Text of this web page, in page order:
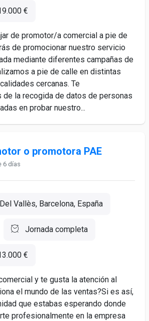
€
de promotor/a comercial a pie de
de promocionar nuestro servicio
mediante diferentes campañas de
a pie de calle en distintas
cercanas. Te
la recogida de datos de personas
en probar nuestro...
o promotora PAE
6 días
Vallès, Barcelona, España
Jornada completa
€
y te gusta la atención al
el mundo de las ventas?Si es así,
que estabas esperando donde
profesionalmente en la empresa